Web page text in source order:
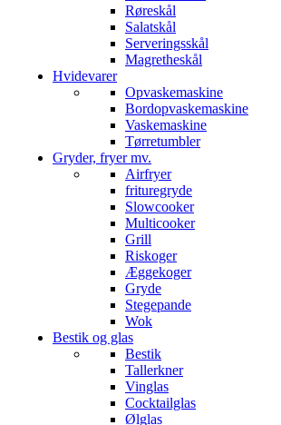
Røreskål
Salatskål
Serveringsskål
Magretheskål
Hvidevarer
Opvaskemaskine
Bordopvaskemaskine
Vaskemaskine
Tørretumbler
Gryder, fryer mv.
Airfryer
frituregryde
Slowcooker
Multicooker
Grill
Riskoger
Æggekoger
Gryde
Stegepande
Wok
Bestik og glas
Bestik
Tallerkner
Vinglas
Cocktailglas
Ølglas